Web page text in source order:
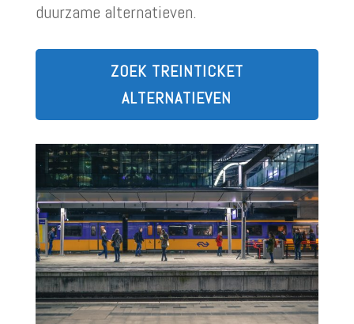
duurzame alternatieven.
ZOEK TREINTICKET
ALTERNATIEVEN